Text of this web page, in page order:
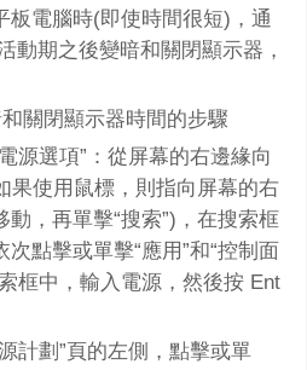
板電腦時(即使時間很短)，通
動期之後變暗和關閉顯示器，
關閉顯示器時間的步驟
源選項”：從屏幕的右邊緣向
果使用鼠標，則指向屏幕的右
，再單擊“搜索”)，在搜索框
點擊或單擊“應用”和“控制面
框中，輸入電源，然後按 Ent
計劃”頁的左側，點擊或單